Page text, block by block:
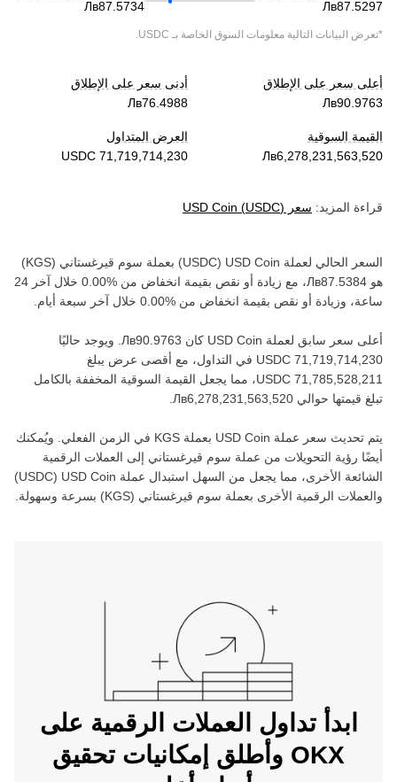
*تعرض البيانات التالية معلومات السوق الخاصة بـ USDC
.
أعلى سعر على الإطلاق
أدنى سعر على الإطلاق
القيمة السوقية
العرض المتداول
قراءة المزيد: سعر USD Coin (USDC)
السعر الحالي لعملة ‏ USD Coin
(‏
USDC) بعملة ‏ سوم قيرغستاني (‏
KGS
)
هو ‏
، مع زيادة أو نقص بقيمة ‏ انخفاض من ‏
خلال آخر 24
ساعة، وزيادة أو نقص بقيمة ‏ انخفاض من ‏ خلال آخر سبعة أيام.
أعلى سعر سابق لعملة ‏ USD Coin كان ‏
. ويوجد حاليًا
في التداول، مع أقصى عرض يبلغ
، مما يجعل القيمة السوقية المخففة بالكامل
تبلغ قيمتها حوالي ‏
يتم تحديث سعر عملة ‏ USD Coin بعملة ‏ KGS في الزمن الفعلي. ويُمكنك
أيضًا رؤية التحويلات من عملة ‏ سوم قيرغستاني إلى العملات الرقمية
الشائعة الأخرى، مما يجعل من السهل استبدال عملة ‏ USD Coin
(‏
USDC
)
والعملات الرقمية الأخرى بعملة ‏ سوم قيرغستاني (‏
KGS) بسرعة وسهولة.
ابدأ تداول العملات الرقمية على
OKX وأطلق إمكانيات تحقيق